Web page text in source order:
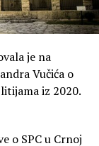
je na
Vučića o
iz 2020.
o SPC u Crnoj